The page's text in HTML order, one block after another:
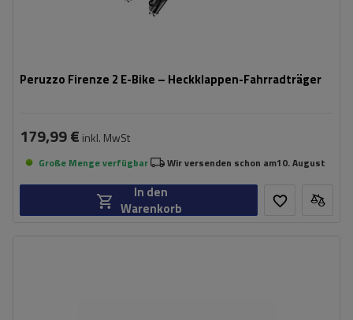
Peruzzo Firenze 2 E-Bike – Heckklappen-Fahrradträger
179,99 € inkl. MwSt
Große Menge verfügbar Wir versenden schon am10. August
In den
Warenkorb